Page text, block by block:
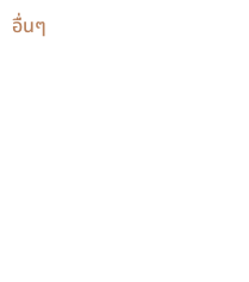
อื่นๆ